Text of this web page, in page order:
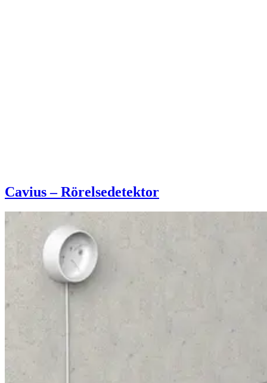
Cavius – Rörelsedetektor